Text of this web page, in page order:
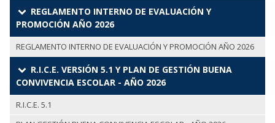
REGLAMENTO INTERNO DE EVALUACIÓN Y
PROMOCIÓN AÑO 2026
REGLAMENTO INTERNO DE EVALUACIÓN Y PROMOCIÓN AÑO 2026
R.I.C.E. VERSIÓN 5.1 Y PLAN DE GESTIÓN BUENA
CONVIVENCIA ESCOLAR - AÑO 2026
R.I.C.E. 5.1